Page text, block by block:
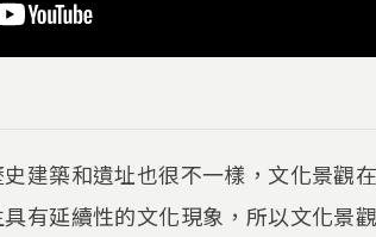
建築和遺址也很不一樣，文化景觀
有延續性的文化現象，所以文化景